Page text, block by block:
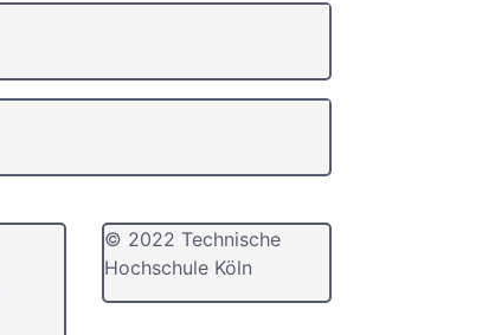
© 2022 Technische
Hochschule Köln